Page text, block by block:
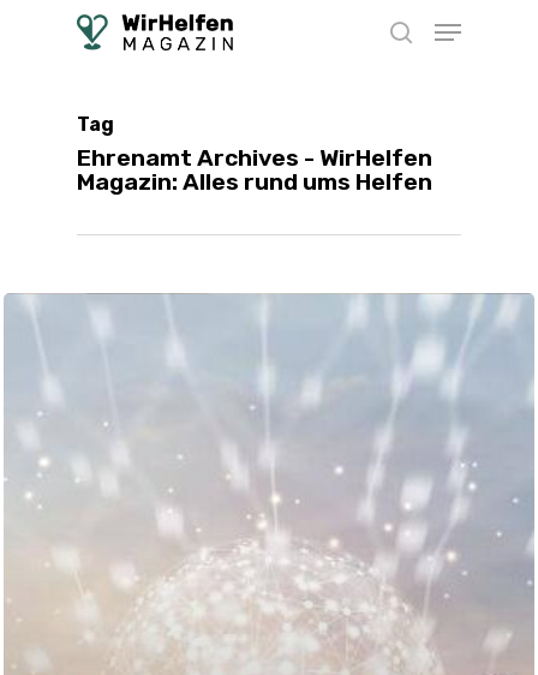
Menu
Tag
Ehrenamt Archives - WirHelfen
Magazin: Alles rund ums Helfen